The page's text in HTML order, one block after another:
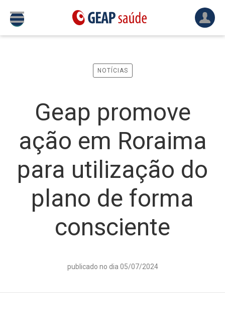
NOTÍCIAS
Geap promove
ação em Roraima
para utilização do
plano de forma
consciente
publicado no dia 05/07/2024